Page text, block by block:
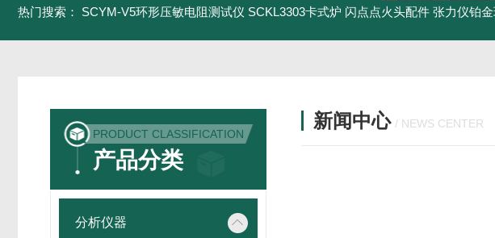
热门搜索： SCYM-V5环形压敏电阻测试仪 SCKL3303卡式炉 闪点点火头配件 张力仪铂
PRODUCT CLASSIFICATION
产品分类
分析仪器
新闻中心 / NEWS CENTER